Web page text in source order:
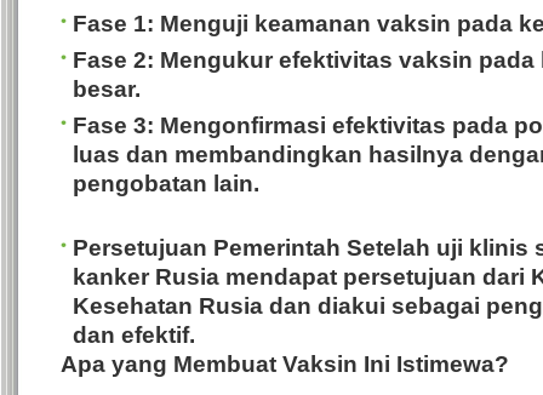
Fase 1: Menguji keamanan vaksin pada
Fase 2: Mengukur efektivitas vaksin
besar.
Fase 3: Mengonfirmasi efektivitas pada
luas dan membandingkan hasilnya
pengobatan lain.
Persetujuan Pemerintah Setelah uji klinis
kanker Rusia mendapat persetujuan dari
Kesehatan Rusia dan diakui sebagai
dan efektif.
Apa yang Membuat Vaksin Ini Istimewa?